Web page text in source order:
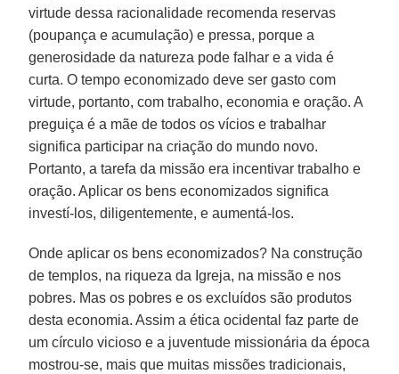
virtude dessa racionalidade recomenda reservas
(poupança e acumulação) e pressa, porque a
generosidade da natureza pode falhar e a vida é
curta. O tempo economizado deve ser gasto com
virtude, portanto, com trabalho, economia e oração. A
preguiça é a mãe de todos os vícios e trabalhar
significa participar na criação do mundo novo.
Portanto, a tarefa da missão era incentivar trabalho e
oração. Aplicar os bens economizados significa
investí-los, diligentemente, e aumentá-los.
Onde aplicar os bens economizados? Na construção
de templos, na riqueza da Igreja, na missão e nos
pobres. Mas os pobres e os excluídos são produtos
desta economia. Assim a ética ocidental faz parte de
um círculo vicioso e a juventude missionária da época
mostrou-se, mais que muitas missões tradicionais,